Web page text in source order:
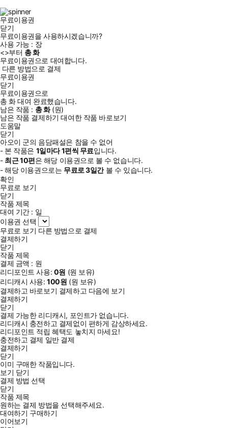
무료이용권
닫기
무료이용권을 사용하시겠습니까?
사용 가능 : 장
<>부터 총화
무료이용권으로 대여합니다.
다른 방법으로 결제
무료이용권
닫기
무료이용권으로
총 화대여 완료했습니다.
남은 작품 : 총화(원)
남은 작품 결제하기 대여한 작품 바로보기
도움말
닫기
아오이 군의 음담패설은 참을 수 없어
- 본 작품은 1일마다1편씩 무료입니다.
- 최근10편은 해당 이용권으로 볼 수 없습니다.
- 해당 이용권으로는 무료로3일간볼 수 있습니다.
확인
무료로 보기
닫기
작품 제목
대여 기간 : 일
이용권 선택
무료로 보기 다른 방법으로 결제
결제하기
닫기
작품 제목
결제 금액 : 원
리디포인트 사용: 0원 (원 보유)
리디캐시 사용:100원 (원 보유)
결제하고 바로보기 결제하고 다음에 보기
결제하기
닫기
결제 가능한 리디캐시, 포인트가 없습니다.
리디캐시 충전하고 결제없이 편하게 감상하세요.
리디포인트 적립 혜택도 놓치지 마세요!
충전하고 결제 일반 결제
결제하기
닫기
이미 구매한 작품입니다.
보기 닫기
결제 방법 선택
닫기
작품 제목
원하는 결제 방법을 선택해주세요.
대여하기 구매하기
이어보기